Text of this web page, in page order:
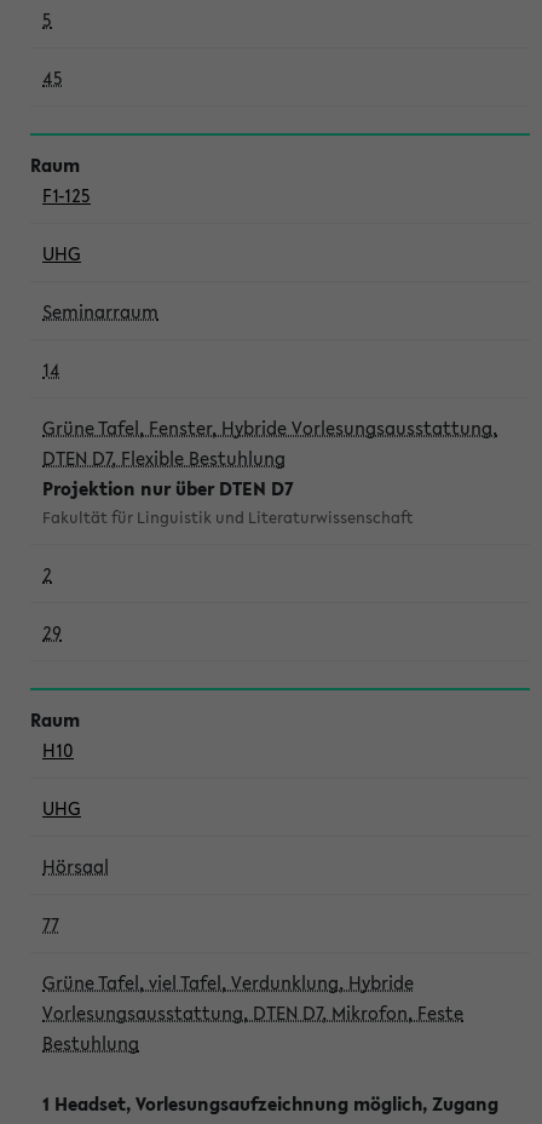
5
45
F1-125
UHG
Seminarraum
14
Grüne Tafel, Fenster, Hybride Vorlesungsausstattung,
DTEN D7, Flexible Bestuhlung
Projektion nur über DTEN D7
Fakultät für Linguistik und Literaturwissenschaft
2
29
H10
UHG
Hörsaal
77
Grüne Tafel, viel Tafel, Verdunklung, Hybride
Vorlesungsausstattung, DTEN D7, Mikrofon, Feste
Bestuhlung
1 Headset, Vorlesungsaufzeichnung möglich, Zugang